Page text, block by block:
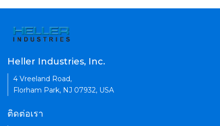
Heller Industries, Inc.
4 Vreeland Road,
Florham Park, NJ 07932, USA
ติดต่อเรา